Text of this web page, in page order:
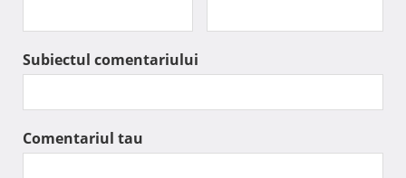
Subiectul comentariului
Comentariul tau